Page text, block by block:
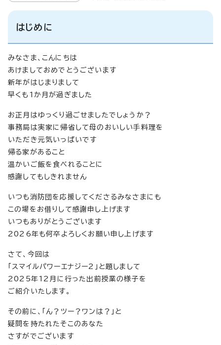
はじめに
みなさま、こんにちは
あけましておめでとうございます
新年がはじまりまして
早くも1か月が過ぎました
お正月はゆっくり過ごせましたでしょうか？
事務局は実家に帰省して母のおいしい手料理を
いただき元気いっぱいです
帰る家があること
温かいご飯を食べれることに
感謝してもしきれません
いつも消防団を応援してくださるみなさまにも
この場をお借りして感謝申し上げます
いつもありがとうございます
2026年も何卒よろしくお願い申し上げます
さて、今回は
「スマイルパワーエナジー2」と題しまして
2025年12月に行った出前授業の様子を
ご紹介いたします。
その前に、「ん？ツー？ワンは？」と
疑問を持たれたそこのあなた
さすがでございます